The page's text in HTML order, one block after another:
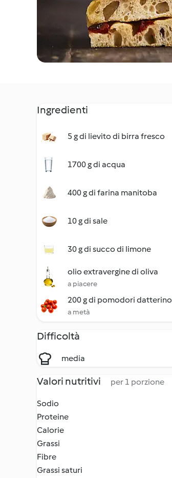
Ingredienti
5 g di lievito di birra fresco
1700 g di acqua
400 g di farina manitoba
10 g di sale
30 g di succo di limone
olio extravergine di oliva
a piacere
200 g di pomodori datterino
a metà
Difficoltà
media
Valori nutritivi per 1 porzione
Sodio
Proteine
Calorie
Grassi
Fibre
Grassi saturi